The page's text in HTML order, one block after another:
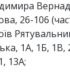
26-106
1А, 1Б, 1В,
13А;